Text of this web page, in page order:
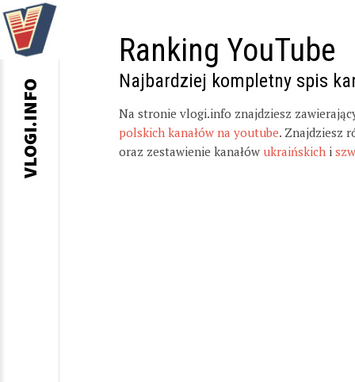
Ranking YouTube
Najbardziej kompletny spis
Na stronie vlogi.info znajdziesz
polskich kanałów na youtube. Znajdziesz
oraz zestawienie kanałów ukraińskich i
VLOGI.INFO